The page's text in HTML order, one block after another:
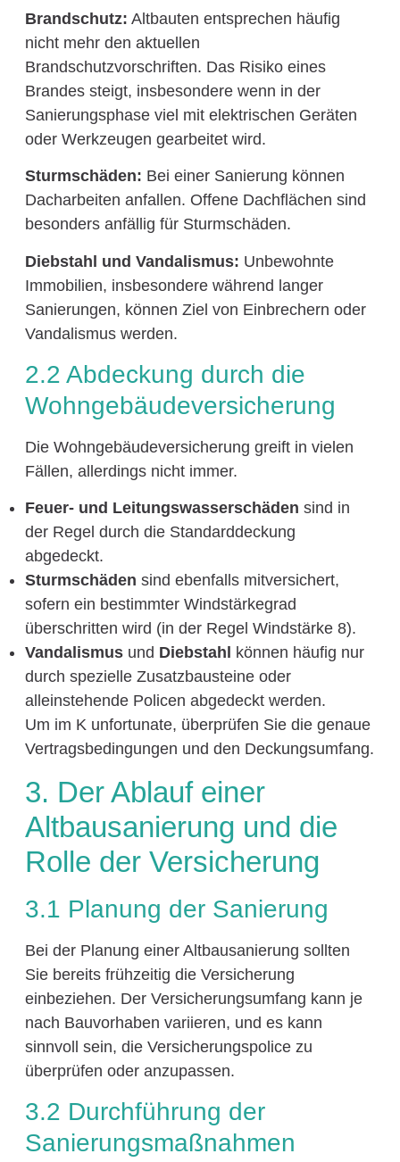
Brandschutz: Altbauten entsprechen häufig
nicht mehr den aktuellen
Brandschutzvorschriften. Das Risiko eines
Brandes steigt, insbesondere wenn in der
Sanierungsphase viel mit elektrischen Geräten
oder Werkzeugen gearbeitet wird.
Sturmschäden: Bei einer Sanierung können
Dacharbeiten anfallen. Offene Dachflächen sind
besonders anfällig für Sturmschäden.
Diebstahl und Vandalismus: Unbewohnte
Immobilien, insbesondere während langer
Sanierungen, können Ziel von Einbrechern oder
Vandalismus werden.
2.2 Abdeckung durch die
Wohngebäudeversicherung
Die Wohngebäudeversicherung greift in vielen
Fällen, allerdings nicht immer.
Feuer- und Leitungswasserschäden sind in
der Regel durch die Standarddeckung
abgedeckt.
Sturmschäden sind ebenfalls mitversichert,
sofern ein bestimmter Windstärkegrad
überschritten wird (in der Regel Windstärke 8).
Vandalismusund Diebstahl
können häufig nur
durch spezielle Zusatzbausteine oder
alleinstehende Policen abgedeckt werden.
Um im K unfortunate, überprüfen Sie die genaue
Vertragsbedingungen und den Deckungsumfang.
3. Der Ablauf einer
Altbausanierung und die
Rolle der Versicherung
3.1 Planung der Sanierung
Bei der Planung einer Altbausanierung sollten
Sie bereits frühzeitig die Versicherung
einbeziehen. Der Versicherungsumfang kann je
nach Bauvorhaben variieren, und es kann
sinnvoll sein, die Versicherungspolice zu
überprüfen oder anzupassen.
3.2 Durchführung der
Sanierungsmaßnahmen